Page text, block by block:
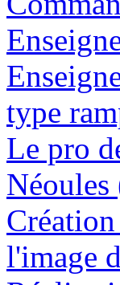
type
Le pro
l'image